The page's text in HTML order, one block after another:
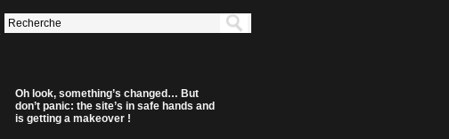
Oh look, something’s changed… But
don’t panic: the site’s in safe hands and
is getting a makeover !